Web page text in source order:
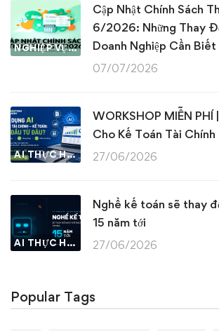
NGHIỆP VỤ KẾ TOÁN & THUẾ
Cập Nhật Chính Sách
6/2026: Những Thay
Doanh Nghiệp Cần Biết
07/07/2026
AI THỰC HÀNH
WORKSHOP MIỄN PHÍ
Cho Kế Toán Tài Chính
27/06/2026
AI THỰC HÀNH
Nghề kế toán sẽ thay
15 năm tới
27/06/2026
Popular Tags